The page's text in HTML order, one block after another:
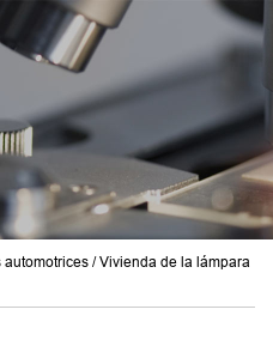
automotrices /Vivienda de la lámpara